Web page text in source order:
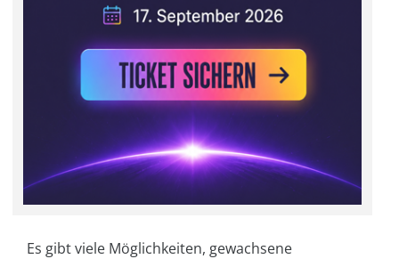
Es gibt viele Möglichkeiten, gewachsene